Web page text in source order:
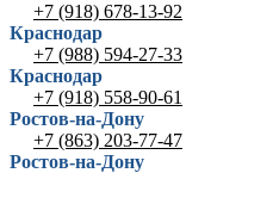
+7 (918) 678-13-92
Краснодар
+7 (988) 594-27-33
Краснодар
+7 (918) 558-90-61
Ростов-на-Дону
+7 (863) 203-77-47
Ростов-на-Дону